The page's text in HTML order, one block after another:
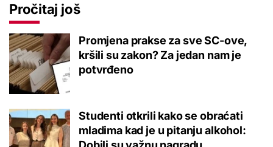
Pročitaj još
Promjena prakse za sve SC-ove,
kršili su zakon? Za jedan nam je
potvrđeno
Studenti otkrili kako se obraćati
mladima kad je u pitanju alkohol: